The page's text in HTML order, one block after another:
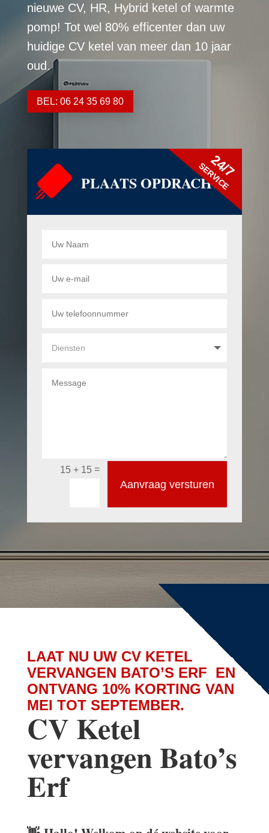
nieuwe CV, HR, Hybrid ketel of warmte
pomp! Tot wel 80% efficenter dan uw
huidige CV ketel van meer dan 10 jaar
oud.
BEL: 06 24 35 69 80
PLAATS OPDRACHT
24/7
SERVICE
15 + 15=
Aanvraag versturen
LAAT NU UW CV KETEL
VERVANGEN BATO’S ERF EN
ONTVANG 10% KORTING VAN
MEI TOT SEPTEMBER.
CV Ketel
vervangen Bato’s
Erf